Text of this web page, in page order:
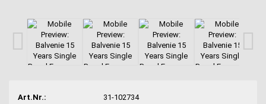
Art.Nr.:
31-102734